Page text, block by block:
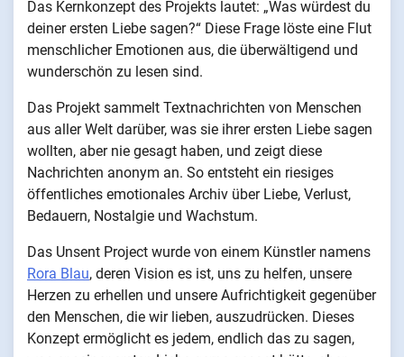
Das Kernkonzept des Projekts lautet: „Was würdest du
deiner ersten Liebe sagen?“ Diese Frage löste eine Flut
menschlicher Emotionen aus, die überwältigend und
wunderschön zu lesen sind.
Das Projekt sammelt Textnachrichten von Menschen
aus aller Welt darüber, was sie ihrer ersten Liebe sagen
wollten, aber nie gesagt haben, und zeigt diese
Nachrichten anonym an. So entsteht ein riesiges
öffentliches emotionales Archiv über Liebe, Verlust,
Bedauern, Nostalgie und Wachstum.
Das Unsent Project wurde von einem Künstler namens
Rora Blau, deren Vision es ist, uns zu helfen, unsere
Herzen zu erhellen und unsere Aufrichtigkeit gegenüber
den Menschen, die wir lieben, auszudrücken. Dieses
Konzept ermöglicht es jedem, endlich das zu sagen,